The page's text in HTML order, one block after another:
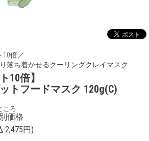
10倍／
落ち着かせるクーリングクレイマスク
10倍】
トフードマスク 120g(C)
ころ
価格
円)